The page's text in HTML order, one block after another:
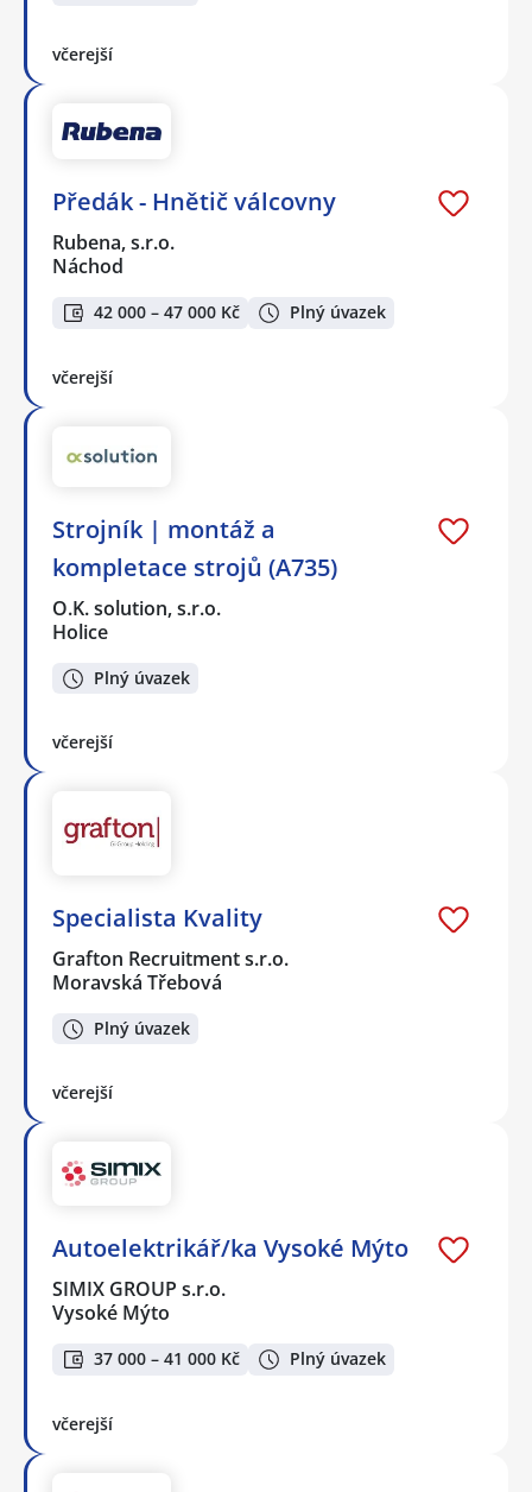
včerejší
Předák - Hnětič válcovny
Rubena, s.r.o.
Náchod
42 000 – 47 000 Kč Plný úvazek
včerejší
Strojník | montáž a
kompletace strojů (A735)
O.K. solution, s.r.o.
Holice
Plný úvazek
včerejší
Specialista Kvality
Grafton Recruitment s.r.o.
Moravská Třebová
Plný úvazek
včerejší
Autoelektrikář/ka Vysoké Mýto
SIMIX GROUP s.r.o.
Vysoké Mýto
37 000 – 41 000 Kč Plný úvazek
včerejší